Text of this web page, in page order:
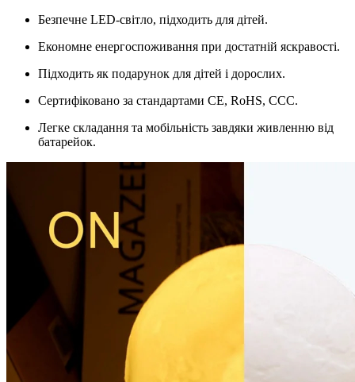
Безпечне LED-світло, підходить для дітей.
Економне енергоспоживання при достатній яскравості.
Підходить як подарунок для дітей і дорослих.
Сертифіковано за стандартами CE, RoHS, CCC.
Легке складання та мобільність завдяки живленню від
батарейок.